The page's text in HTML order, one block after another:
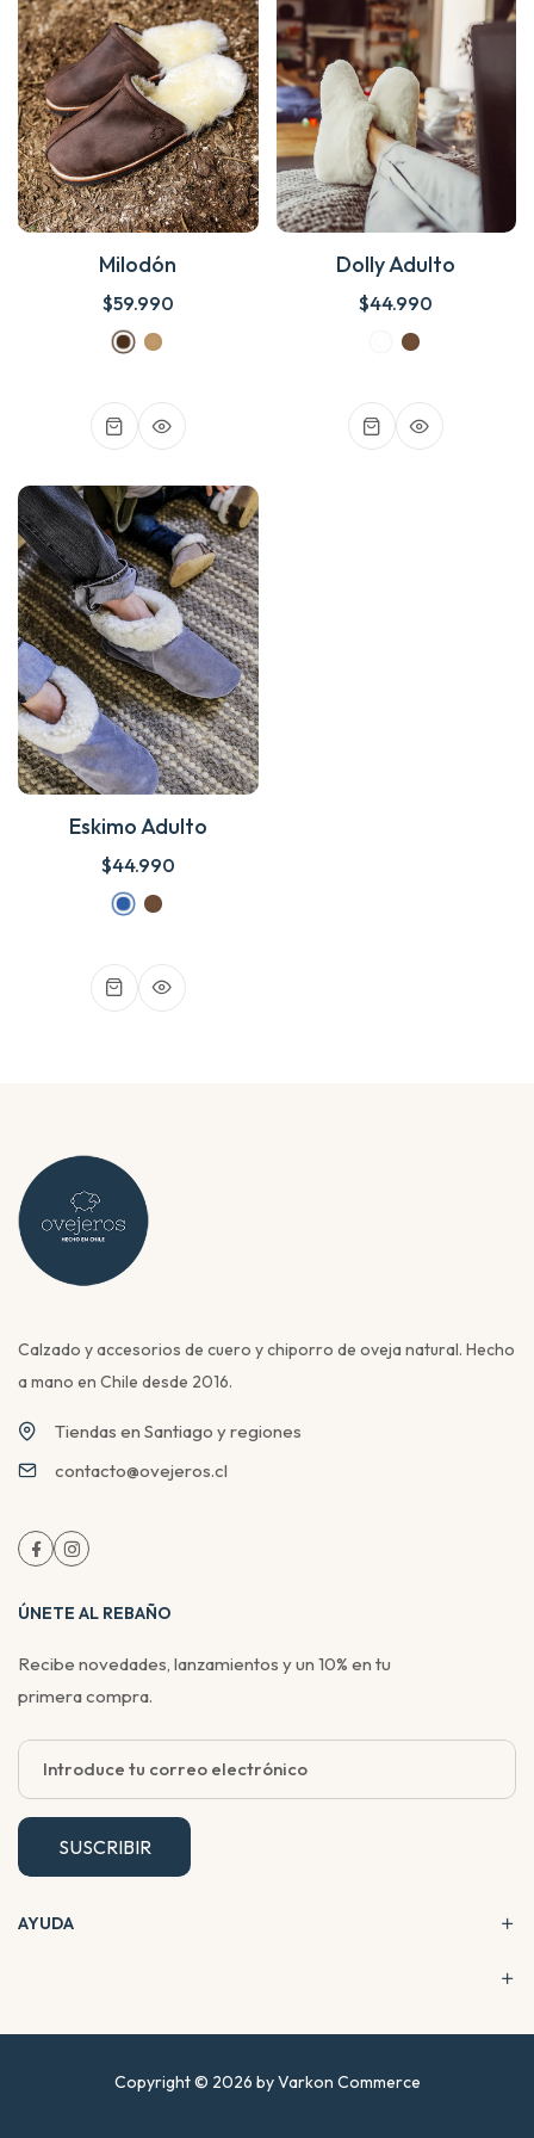
Milodón
$59.990
Dolly Adulto
$44.990
Eskimo Adulto
$44.990
Calzado y accesorios de cuero y chiporro de oveja natural. Hecho
a mano en Chile desde 2016.
Tiendas en Santiago y regiones
contacto@ovejeros.cl
AYUDA
ÚNETE AL REBAÑO
Recibe novedades, lanzamientos y un 10% en tu
primera compra.
SUSCRIBIR
Copyright © 2026 by Varkon Commerce